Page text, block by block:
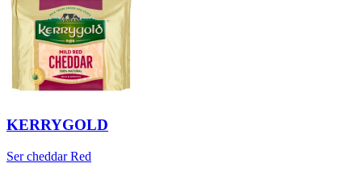
KERRYGOLD
Ser cheddar Red